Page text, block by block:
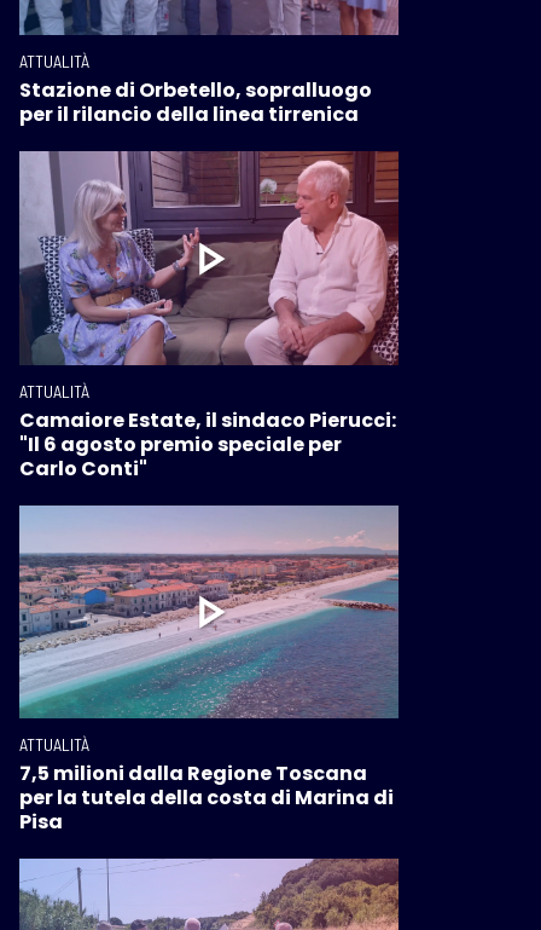
ATTUALITÀ
Stazione di Orbetello, sopralluogo
per il rilancio della linea tirrenica
ATTUALITÀ
Camaiore Estate, il sindaco Pierucci:
"Il 6 agosto premio speciale per
Carlo Conti"
ATTUALITÀ
7,5 milioni dalla Regione Toscana
per la tutela della costa di Marina di
Pisa